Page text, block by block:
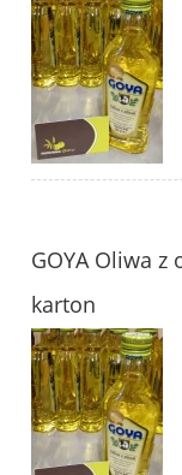
GOYA Oliwa z
karton